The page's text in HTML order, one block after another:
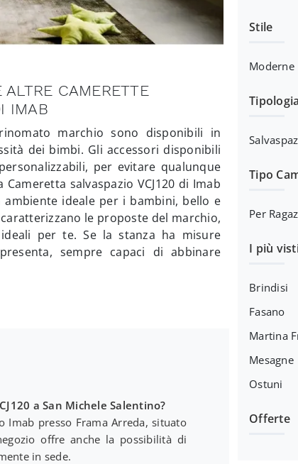
CAMERETTE
IMAB
marchio sono disponibili in
dei bimbi. Gli accessori disponibili
per evitare qualunque
salvaspazio VCJ120 di Imab
ideale per i bambini, bello e
le proposte del marchio,
per te. Se la stanza ha misure
sempre capaci di abbinare
a San Michele Salentino?
Imab presso Frama Arreda, situato
offre anche la possibilità di
in sede.
Stile
Moderne
Tipologia
Tipo
Per
I più
Brindisi
Fasano
Martina
Mesagne
Ostuni
Offerte